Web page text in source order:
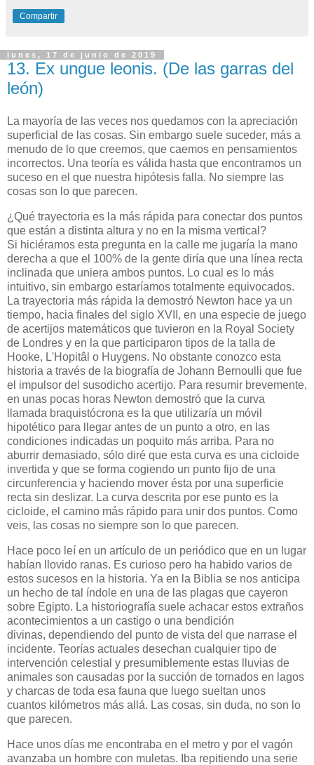
Compartir
lunes, 17 de junio de 2019
13. Ex ungue leonis. (De las garras del
león)
La mayoría de las veces nos quedamos con la apreciación
superficial de las cosas. Sin embargo suele suceder, más a
menudo de lo que creemos, que caemos en pensamientos
incorrectos. Una teoría es válida hasta que encontramos un
suceso en el que nuestra hipótesis falla. No siempre las
cosas son lo que parecen.
¿Qué trayectoria es la más rápida para conectar dos puntos
que están a distinta altura y no en la misma vertical?
Si hiciéramos esta pregunta en la calle me jugaría la mano
derecha a que el 100% de la gente diría que una línea recta
inclinada que uniera ambos puntos. Lo cual es lo más
intuitivo, sin embargo estaríamos totalmente equivocados.
La trayectoria más rápida la demostró Newton hace ya un
tiempo, hacia finales del siglo XVII, en una especie de juego
de acertijos matemáticos que tuvieron en la Royal Society
de Londres y en la que participaron tipos de la talla de
Hooke, L'Hopitâl o Huygens. No obstante conozco esta
historia a través de la biografía de Johann Bernoulli que fue
el impulsor del susodicho acertijo. Para resumir brevemente,
en unas pocas horas Newton demostró que la curva
llamada braquistócrona es la que utilizaría un móvil
hipotético para llegar antes de un punto a otro, en las
condiciones indicadas un poquito más arriba. Para no
aburrir demasiado, sólo diré que esta curva es una cicloide
invertida y que se forma cogiendo un punto fijo de una
circunferencia y haciendo mover ésta por una superficie
recta sin deslizar. La curva descrita por ese punto es la
cicloide, el camino más rápido para unir dos puntos. Como
veis, las cosas no siempre son lo que parecen.
Hace poco leí en un artículo de un periódico que en un lugar
habían llovido ranas. Es curioso pero ha habido varios de
estos sucesos en la historia. Ya en la Biblia se nos anticipa
un hecho de tal índole en una de las plagas que cayeron
sobre Egipto. La historiografía suele achacar estos extraños
acontecimientos a un castigo o una bendición
divinas, dependiendo del punto de vista del que narrase el
incidente. Teorías actuales desechan cualquier tipo de
intervención celestial y presumiblemente estas lluvias de
animales son causadas por la succión de tornados en lagos
y charcas de toda esa fauna que luego sueltan unos
cuantos kilómetros más allá. Las cosas, sin duda, no son lo
que parecen.
Hace unos días me encontraba en el metro y por el vagón
avanzaba un hombre con muletas. Iba repitiendo una serie